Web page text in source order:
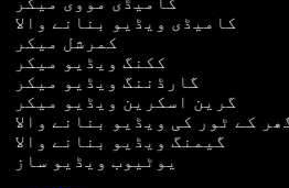
کامیڈی ویڈیو بنانے والا
کمرشل میکر
ککنگ ویڈیو میکر
گارڈننگ ویڈیو میکر
گرین اسکرین ویڈیو میکر
گھر کے ٹور کی ویڈیو بنانے والا
گیمنگ ویڈیو بنانے والا
یوٹیوب ویڈیو ساز